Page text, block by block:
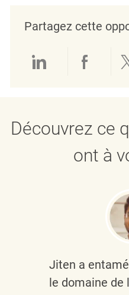
Partagez cette
linkedin
Découvrez ce
ont à
Jiten a
le domaine de